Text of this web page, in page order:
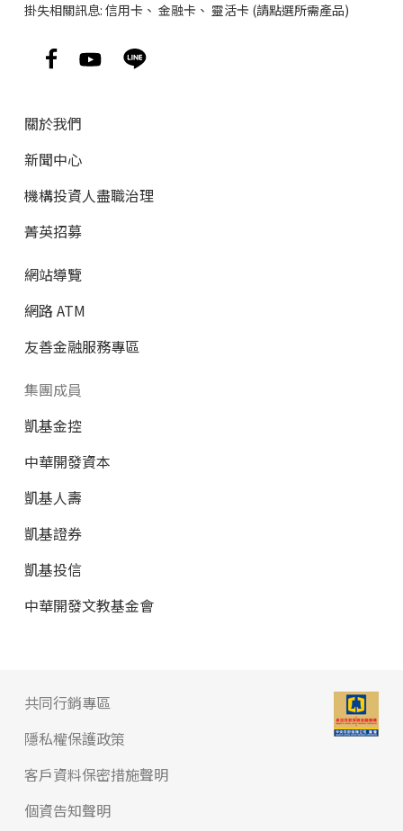
掛失相關訊息: 信用卡 、 金融卡 、 靈活卡 (請點選所需產品)
關於我們
新聞中心
機構投資人盡職治理
菁英招募
網站導覽
網路 ATM
友善金融服務專區
集團成員
凱基金控
中華開發資本
凱基人壽
凱基證券
凱基投信
中華開發文教基金會
共同行銷專區
隱私權保護政策
客戶資料保密措施聲明
個資告知聲明